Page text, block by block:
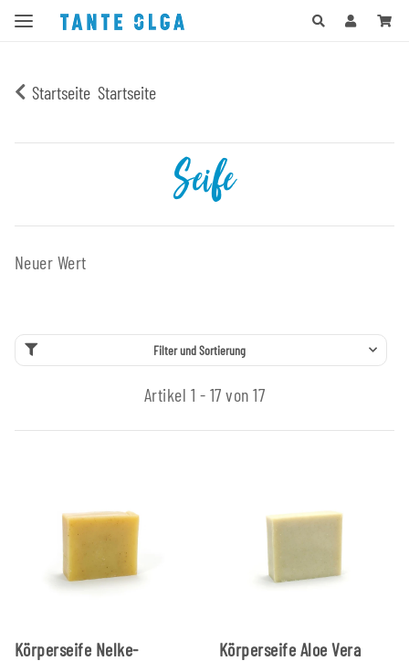
Startseite Startseite
Seife
Neuer Wert
Filter und Sortierung
Artikel 1 - 17 von 17
Körperseife Nelke-
Körperseife Aloe Vera